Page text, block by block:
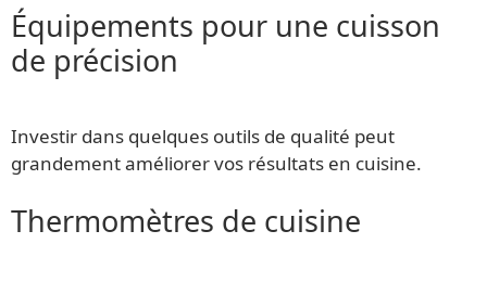
Équipements pour une cuisson
de précision
Investir dans quelques outils de qualité peut
grandement améliorer vos résultats en cuisine.
Thermomètres de cuisine